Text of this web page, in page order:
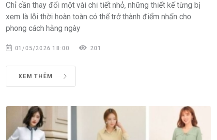
Chỉ cần thay đổi một vài chi tiết nhỏ, những thiết kế từng bị
xem là lỗi thời hoàn toàn có thể trở thành điểm nhấn cho
phong cách hằng ngày
01/05/2026 18:00 201
XEM THÊM